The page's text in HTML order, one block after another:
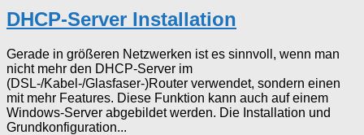
DHCP-Server Installation
Gerade in größeren Netzwerken ist es sinnvoll, wenn man
nicht mehr den DHCP-Server im
(DSL-/Kabel-/Glasfaser-)Router verwendet, sondern einen
mit mehr Features. Diese Funktion kann auch auf einem
Windows-Server abgebildet werden. Die Installation und
Grundkonfiguration...